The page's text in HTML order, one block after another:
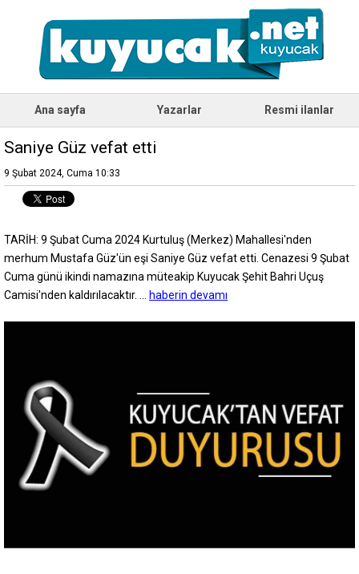
Ana sayfa Yazarlar Resmi ilanlar
Saniye Güz vefat etti
9 Şubat 2024, Cuma 10:33
TARİH: 9 Şubat Cuma 2024 Kurtuluş (Merkez) Mahallesi'nden
merhum Mustafa Güz'ün eşi Saniye Güz vefat etti. Cenazesi 9 Şubat
Cuma günü ikindi namazına müteakip Kuyucak Şehit Bahri Uçuş
Camisi'nden kaldırılacaktır. ...
haberin devamı